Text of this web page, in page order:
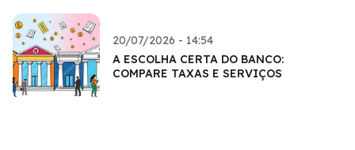
20/07/2026 - 14:54
A ESCOLHA CERTA DO BANCO:
COMPARE TAXAS E SERVIÇOS